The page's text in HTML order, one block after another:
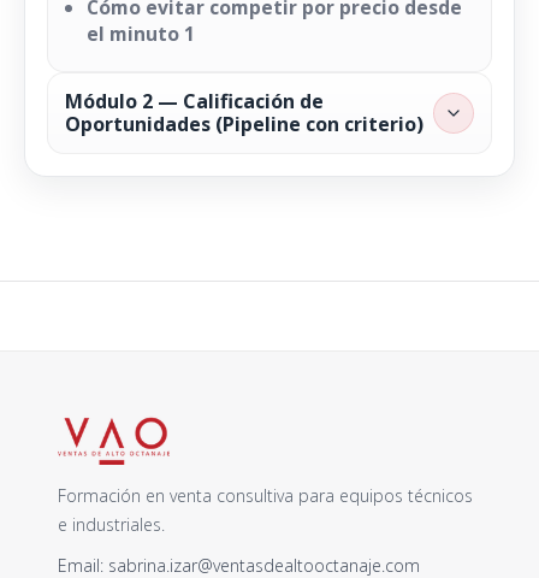
Cómo evitar competir por precio desde
el minuto 1
Módulo 2 — Calificación de
Oportunidades (Pipeline con criterio)
Formación en venta consultiva para equipos técnicos
e industriales.
Email: sabrina.izar@ventasdealtooctanaje.com